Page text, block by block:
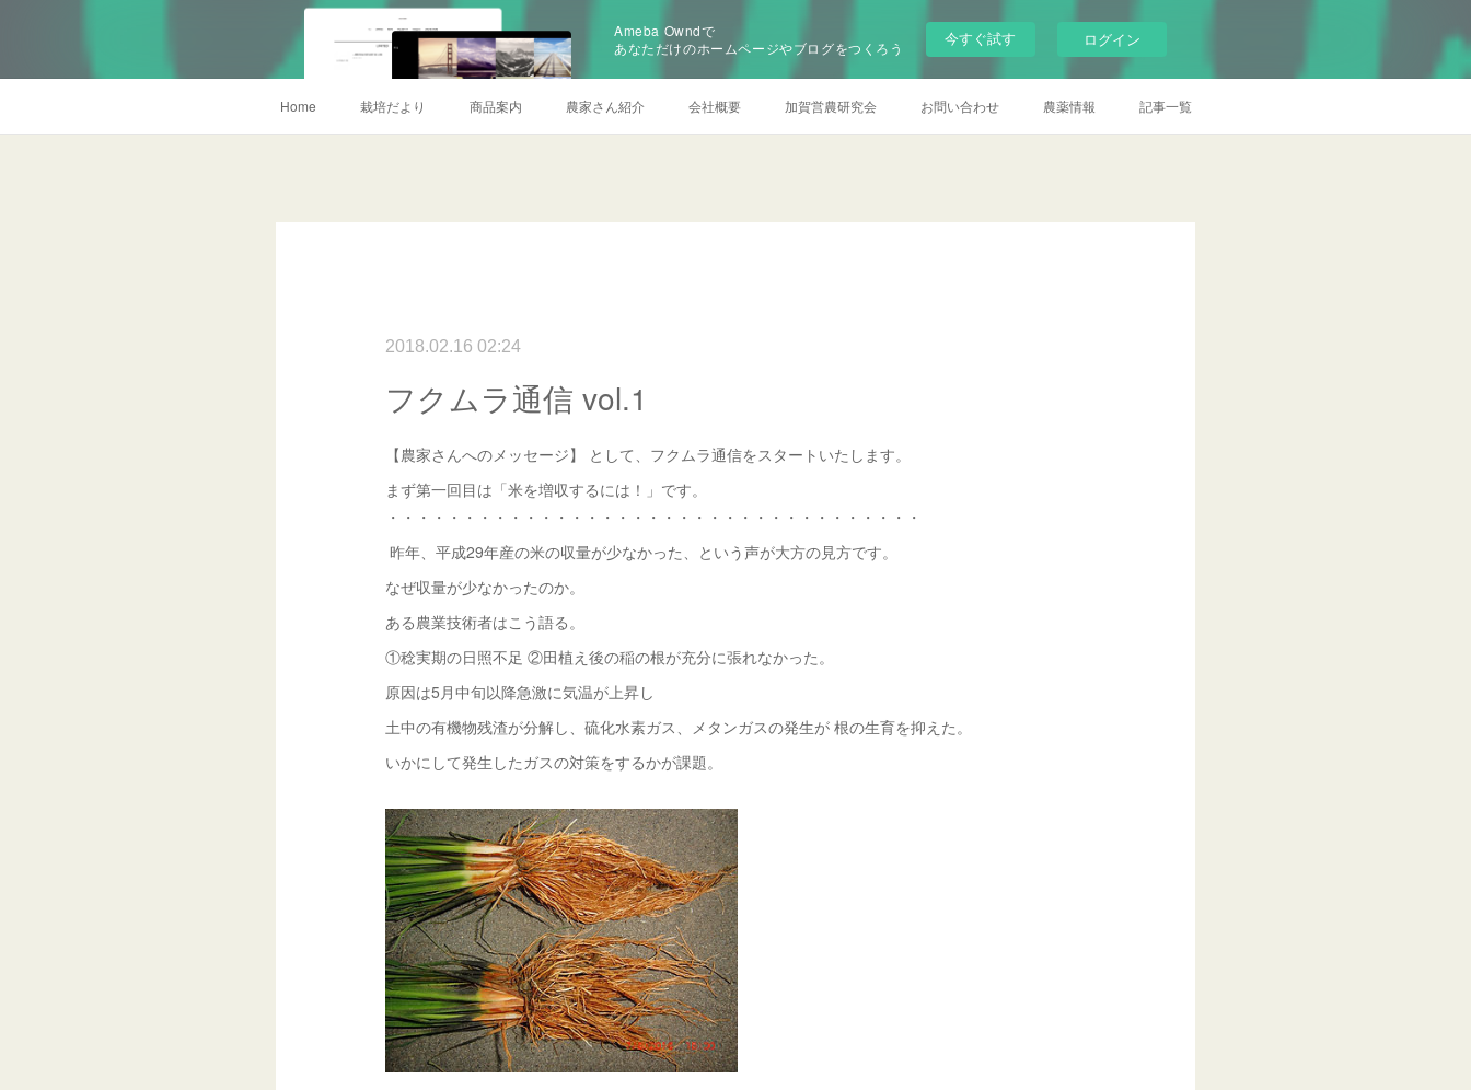
Ameba Owndで
あなただけのホームページやブログをつくろう
今すぐ試す ログイン
Home 栽培だより 商品案内 農家さん紹介 会社概要 加賀営農研究会 お問い合わせ 農薬情報 記事一覧
2018.02.16 02:24
フクムラ通信 vol.1
【農家さんへのメッセージ】 として、フクムラ通信をスタートいたします。
まず第一回目は「米を増収するには！」です。
・・・・・・・・・・・・・・・・・・・・・・・・・・・・・・・・・・・
昨年、平成29年産の米の収量が少なかった、という声が大方の見方です。
なぜ収量が少なかったのか。
ある農業技術者はこう語る。
①稔実期の日照不足 ②田植え後の稲の根が充分に張れなかった。
原因は5月中旬以降急激に気温が上昇し
土中の有機物残渣が分解し、硫化水素ガス、メタンガスの発生が 根の生育を抑えた。
いかにして発生したガスの対策をするかが課題。